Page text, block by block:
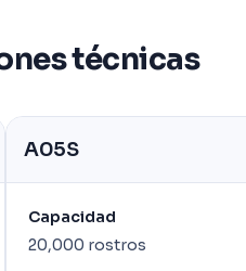
técnicas
A05S
Capacidad
20,000 rostros